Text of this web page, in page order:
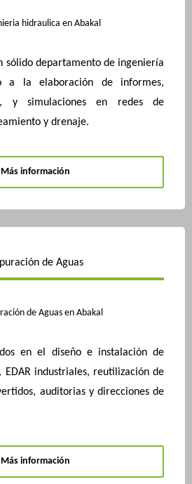
sólido departamento de ingeniería
a la elaboración de informes,
y simulaciones en redes de
y drenaje.
Más información
de Aguas
en el diseño e instalación de
EDAR industriales, reutilización de
auditorias y direcciones de
Más información